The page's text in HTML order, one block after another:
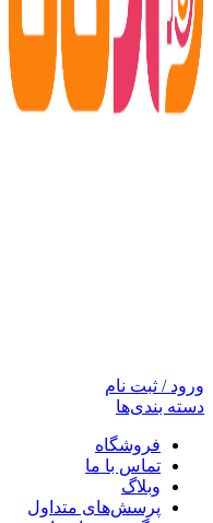
ورود / ثبت نام
دسته بندی‌ها
فروشگاه
تماس با ما
وبلاگ
پرسش‌های متداول